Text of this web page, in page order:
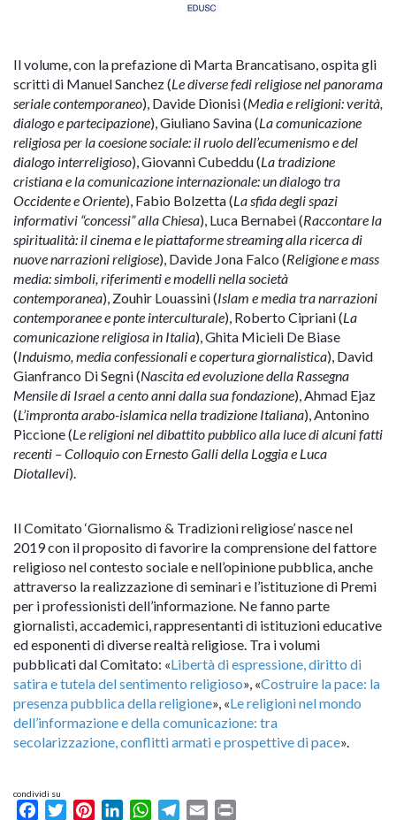
Il volume, con la prefazione di Marta Brancatisano, ospita gli
scritti di Manuel Sanchez (Le diverse fedi religiose nel panorama
seriale contemporaneo), Davide Dionisi (Media e religioni: verità,
dialogo e partecipazione), Giuliano Savina (La comunicazione
religiosa per la coesione sociale: il ruolo dell’ecumenismo e del
dialogo interreligioso), Giovanni Cubeddu (La tradizione
cristiana e la comunicazione internazionale: un dialogo tra
Occidente e Oriente), Fabio Bolzetta (La sfida degli spazi
informativi “concessi” alla Chiesa), Luca Bernabei (Raccontare la
spiritualità: il cinema e le piattaforme streaming alla ricerca di
nuove narrazioni religiose), Davide Jona Falco (Religione e mass
media: simboli, riferimenti e modelli nella società
contemporanea), Zouhir Louassini (Islam e media tra narrazioni
contemporanee e ponte interculturale), Roberto Cipriani (La
comunicazione religiosa in Italia), Ghita Micieli De Biase
(Induismo, media confessionali e copertura giornalistica), David
Gianfranco Di Segni (Nascita ed evoluzione della Rassegna
Mensile di Israel a cento anni dalla sua fondazione), Ahmad Ejaz
(L’impronta arabo-islamica nella tradizione Italiana), Antonino
Piccione (Le religioni nel dibattito pubblico alla luce di alcuni fatti
recenti – Colloquio con Ernesto Galli della Loggia e Luca
Diotallevi).
Il Comitato ‘Giornalismo & Tradizioni religiose’ nasce nel
2019 con il proposito di favorire la comprensione del fattore
religioso nel contesto sociale e nell’opinione pubblica, anche
attraverso la realizzazione di seminari e l’istituzione di Premi
per i professionisti dell’informazione. Ne fanno parte
giornalisti, accademici, rappresentanti di istituzioni educative
ed esponenti di diverse realtà religiose. Tra i volumi
pubblicati dal Comitato: «Libertà di espressione, diritto di
satira e tutela del sentimento religioso», «Costruire la pace: la
presenza pubblica della religione», «Le religioni nel mondo
dell’informazione e della comunicazione: tra
secolarizzazione, conflitti armati e prospettive di pace».
condividi su
FacebookTwitterPinterestLinkedInWhatsAppTelegram
Email